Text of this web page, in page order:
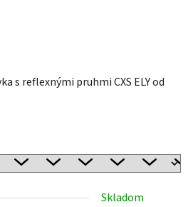
s reflexnými pruhmi CXS ELY od
Skladom